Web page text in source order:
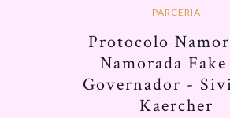
PARCERIA
Protocolo
Namorada
Governador -
Kaercher